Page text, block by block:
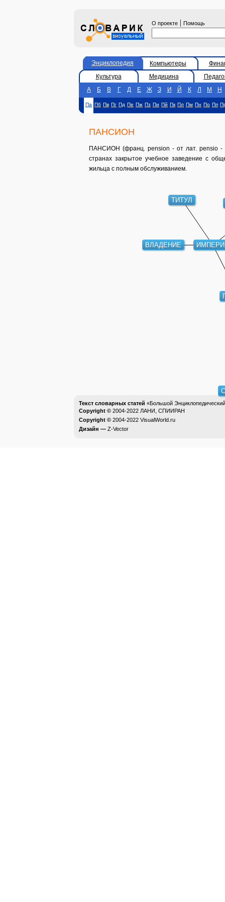
О проекте | Помощь
Энциклопедия Компьютеры
Культура
Медицина
А
Б В Г Д Е Ж З И Й К Л М Н
Па Пб Пв Пг Пд Пе Пж Пз Пи Пй Пк Пл Пм Пн По Пп
ПАНСИОН
ПАНСИОН (франц. pension - от лат. pensio -
странах закрытое учебное заведение с
жильца с полным обслуживанием.
ТИТУЛ
ВЛАДЕНИЕ
Текст словарных статей «Большой
Copyright © 2004-2022 ЛАНИ, СПИИРАН
Copyright © 2004-2022 VisualWorld.ru
Дизайн — Z-Vector